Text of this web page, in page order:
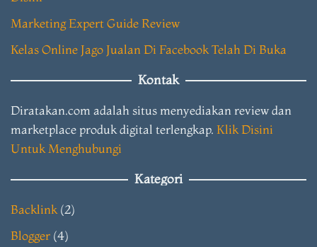
Marketing Expert Guide Review
Kelas Online Jago Jualan Di Facebook Telah Di Buka
Kontak
Diratakan.com adalah situs menyediakan review dan
marketplace produk digital terlengkap. Klik Disini
Untuk Menghubungi
Kategori
Backlink (2)
Blogger (4)